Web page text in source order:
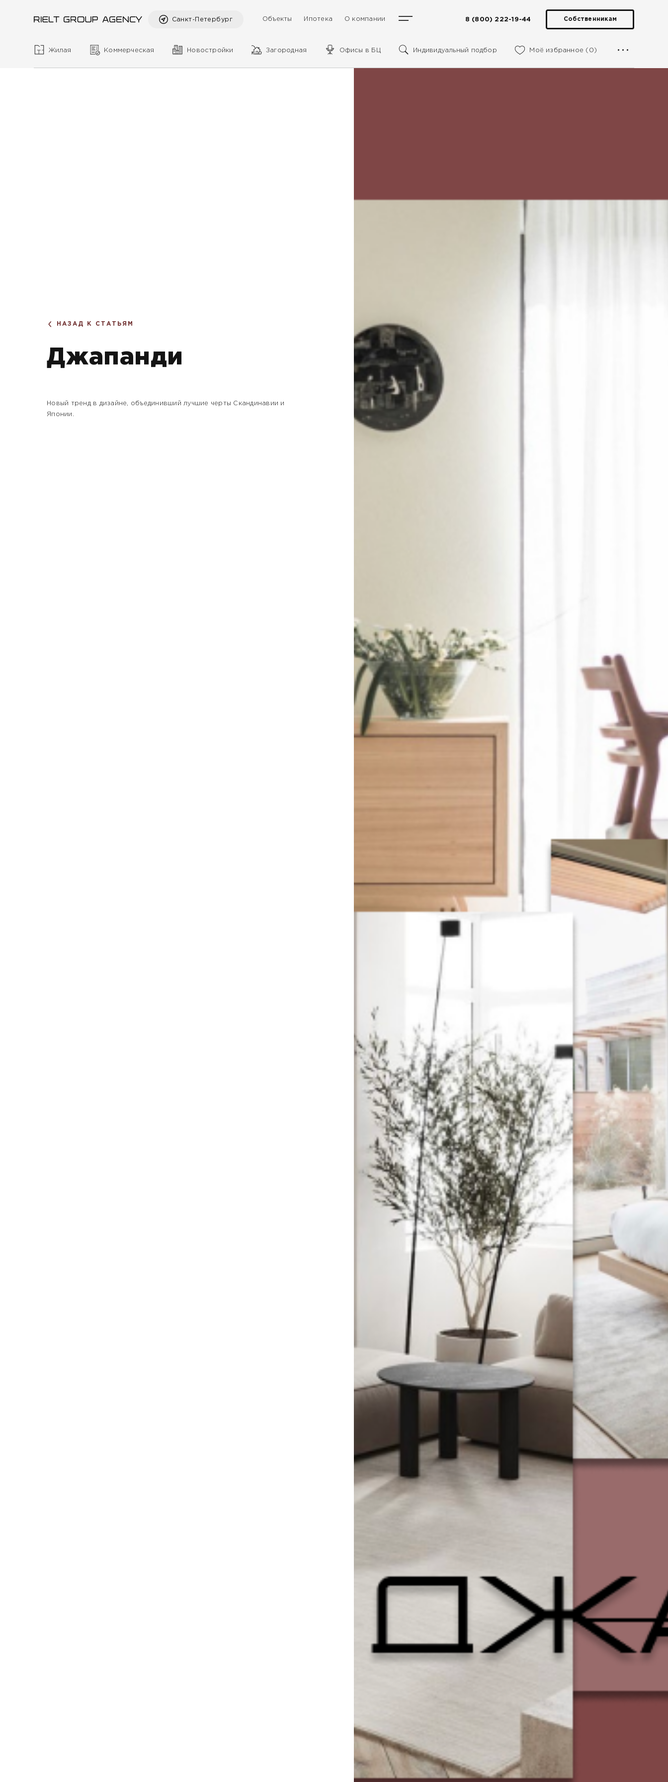
Санкт-Петербург Объекты Ипотека О компании 8 (800) 222-19-44 Собственникам
Жилая Коммерческая Новостройки Загородная Офисы в БЦ Индивидуальный подбор Моё избранное (0)
НАЗАД К СТАТЬЯМ
Джапанди
Новый тренд в дизайне, объединивший лучшие черты Скандинавии и
Японии.